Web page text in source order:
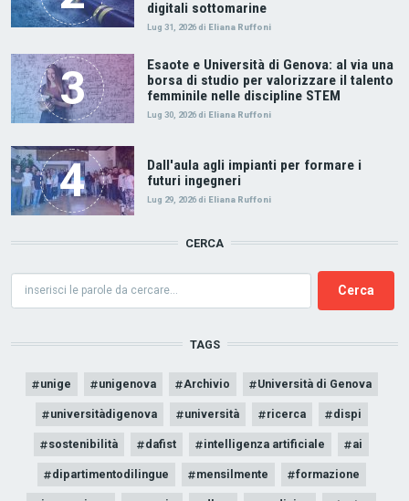
digitali sottomarine
Lug 31, 2026 di Eliana Ruffoni
Esaote e Università di Genova: al via una
borsa di studio per valorizzare il talento
femminile nelle discipline STEM
Lug 30, 2026 di Eliana Ruffoni
Dall'aula agli impianti per formare i
futuri ingegneri
Lug 29, 2026 di Eliana Ruffoni
CERCA
TAGS
unige unigenova Archivio Università di Genova
universitàdigenova università ricerca dispi
sostenibilità dafist intelligenza artificiale ai
dipartimentodilingue mensilmente formazione